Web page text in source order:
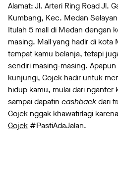
Alamat: Jl. Arteri Ring Road Jl.
Kumbang, Kec. Medan
Itulah 5 mall di Medan dengan
masing. Mall yang hadir di kota
tempat kamu belanja, tetapi
sendiri masing-masing.
kunjungi, Gojek hadir untuk
hidup kamu, mulai dari nganter
sampai dapatin cashbackdari
Gojek nggak khawatirlagi
Gojek #PastiAdaJalan.